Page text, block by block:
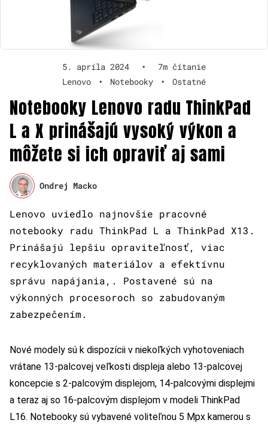
5. apríla 2024 •
7m čítanie
Lenovo
• Notebooky • Ostatné
Notebooky Lenovo radu ThinkPad
L a X prinášajú vysoký výkon a
môžete si ich opraviť aj sami
Ondrej Macko
Lenovo uviedlo najnovšie pracovné
notebooky radu ThinkPad L a ThinkPad X13.
Prinášajú lepšiu opraviteľnosť, viac
recyklovaných materiálov a efektívnu
správu napájania,. Postavené sú na
výkonných procesoroch so zabudovaným
zabezpečením.
Nové modely sú k dispozícii v niekoľkých vyhotoveniach
vrátane 13-palcovej veľkosti displeja alebo 13-palcovej
koncepcie s 2-palcovým displejom, 14-palcovými displejmi
a teraz aj so 16-palcovým displejom v modeli ThinkPad
L16. Notebooky sú vybavené voliteľnou 5 Mpx kamerou s